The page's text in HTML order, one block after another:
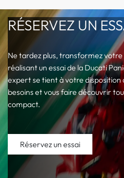
RÉSERVEZ UN
Ne tardez plus, transformez
réalisant un essai de la Ducati
expert se tient à votre disposition
besoins et vous faire découvrir
compact.
Réservez un essai